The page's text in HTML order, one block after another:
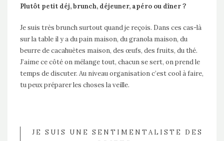
Plutôt petit déj, brunch, déjeuner, apéro ou dîner ?
Je suis très brunch surtout quand je reçois. Dans ces cas-là
sur la table il y a du pain maison, du granola maison, du
beurre de cacahuètes maison, des œufs, des fruits, du thé.
J’aime ce côté on mélange tout, chacun se sert, on prend le
temps de discuter. Au niveau organisation c’est cool à faire,
tu peux préparer les choses la veille.
JE SUIS UNE SENTIMENTALISTE DES